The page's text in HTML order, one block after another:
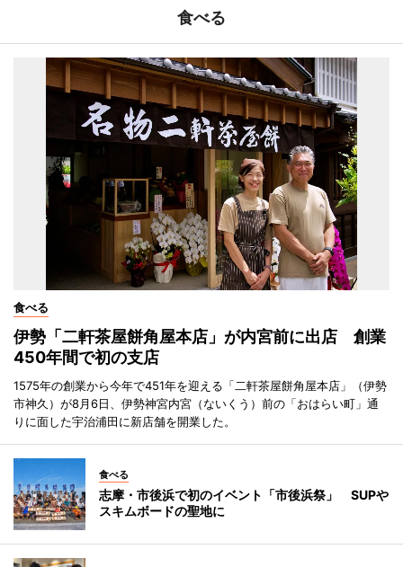
食べる
食べる
伊勢「二軒茶屋餅角屋本店」が内宮前に出店 創業
450年間で初の支店
1575年の創業から今年で451年を迎える「二軒茶屋餅角屋本店」（伊勢
市神久）が8月6日、伊勢神宮内宮（ないくう）前の「おはらい町」通
りに面した宇治浦田に新店舗を開業した。
食べる
志摩・市後浜で初のイベント「市後浜祭」 SUPや
スキムボードの聖地に